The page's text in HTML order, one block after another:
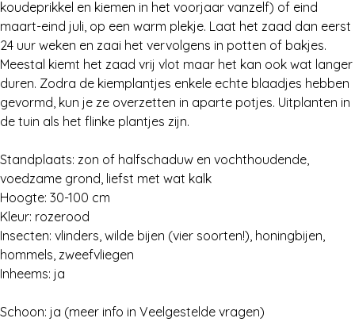
koudeprikkel en kiemen in het voorjaar vanzelf) of eind
maart-eind juli, op een warm plekje. Laat het zaad dan eerst
24 uur weken en zaai het vervolgens in potten of bakjes.
Meestal kiemt het zaad vrij vlot maar het kan ook wat langer
duren. Zodra de kiemplantjes enkele echte blaadjes hebben
gevormd, kun je ze overzetten in aparte potjes. Uitplanten in
de tuin als het flinke plantjes zijn.
Standplaats: zon of halfschaduw en vochthoudende,
voedzame grond, liefst met wat kalk
Hoogte: 30-100 cm
Kleur: rozerood
Insecten: vlinders, wilde bijen (vier soorten!), honingbijen,
hommels, zweefvliegen
Inheems: ja
Schoon: ja (meer info in Veelgestelde vragen)